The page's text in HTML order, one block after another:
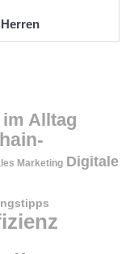
Alltag
Marketing Digitale